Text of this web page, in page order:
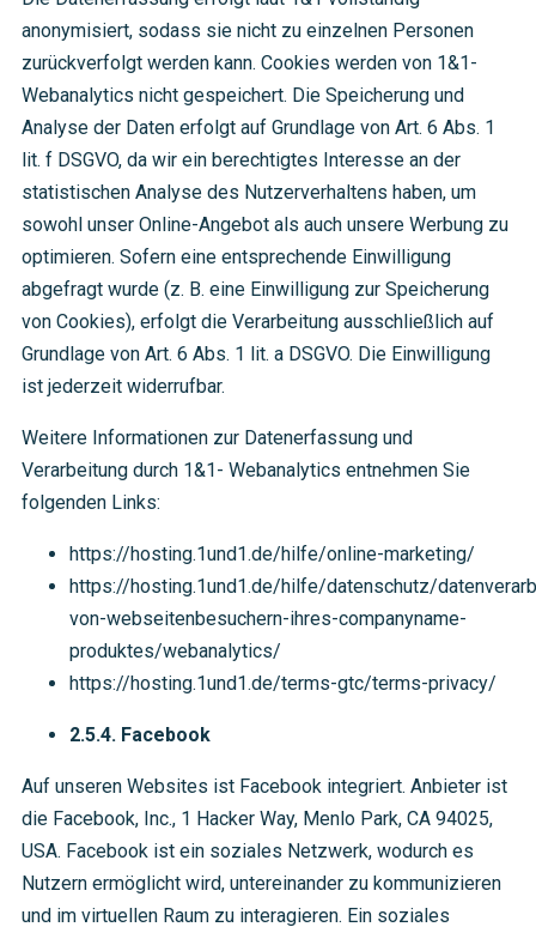
anonymisiert, sodass sie nicht zu einzelnen Personen
zurückverfolgt werden kann. Cookies werden von 1&1-
Webanalytics nicht gespeichert. Die Speicherung und
Analyse der Daten erfolgt auf Grundlage von Art. 6 Abs. 1
lit. f DSGVO, da wir ein berechtigtes Interesse an der
statistischen Analyse des Nutzerverhaltens haben, um
sowohl unser Online-Angebot als auch unsere Werbung zu
optimieren. Sofern eine entsprechende Einwilligung
abgefragt wurde (z. B. eine Einwilligung zur Speicherung
von Cookies), erfolgt die Verarbeitung ausschließlich auf
Grundlage von Art. 6 Abs. 1 lit. a DSGVO. Die Einwilligung
ist jederzeit widerrufbar.
Weitere Informationen zur Datenerfassung und
Verarbeitung durch 1&1- Webanalytics entnehmen Sie
folgenden Links:
https://hosting.1und1.de/hilfe/online-marketing/
https://hosting.1und1.de/hilfe/datenschutz/
von-webseitenbesuchern-ihres-companyname-
produktes/webanalytics/
https://hosting.1und1.de/terms-gtc/terms-privacy/
2.5.4. Facebook
Auf unseren Websites ist Facebook integriert. Anbieter ist
die Facebook, Inc., 1 Hacker Way, Menlo Park, CA 94025,
USA. Facebook ist ein soziales Netzwerk, wodurch es
Nutzern ermöglicht wird, untereinander zu kommunizieren
und im virtuellen Raum zu interagieren. Ein soziales